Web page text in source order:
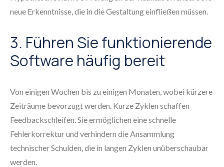
neue Erkenntnisse, die in die Gestaltung einfließen müssen.
3. Führen Sie funktionierende
Software häufig bereit
Von einigen Wochen bis zu einigen Monaten, wobei kürzere
Zeiträume bevorzugt werden. Kurze Zyklen schaffen
Feedbackschleifen. Sie ermöglichen eine schnelle
Fehlerkorrektur und verhindern die Ansammlung
technischer Schulden, die in langen Zyklen unüberschaubar
werden.